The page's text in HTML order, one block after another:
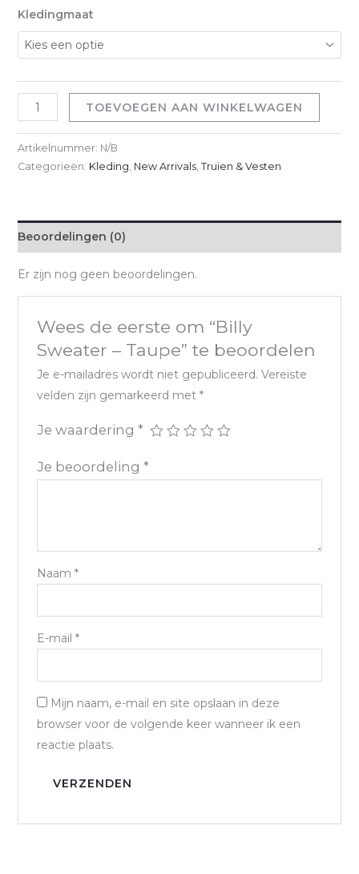
Kledingmaat
Billy
Sweater
-
Taupe
TOEVOEGEN AAN WINKELWAGEN
Artikelnummer: N/B
Categorieën: Kleding, New Arrivals, Truien & Vesten
Beoordelingen (0)
Er zijn nog geen beoordelingen.
Wees de eerste om “Billy
Sweater – Taupe” te beoordelen
Je e-mailadres wordt niet gepubliceerd. Vereiste
velden zijn gemarkeerd met *
Je waardering *
Je beoordeling *
Naam *
E-mail *
Mijn naam, e-mail en site opslaan in deze
browser voor de volgende keer wanneer ik een
reactie plaats.